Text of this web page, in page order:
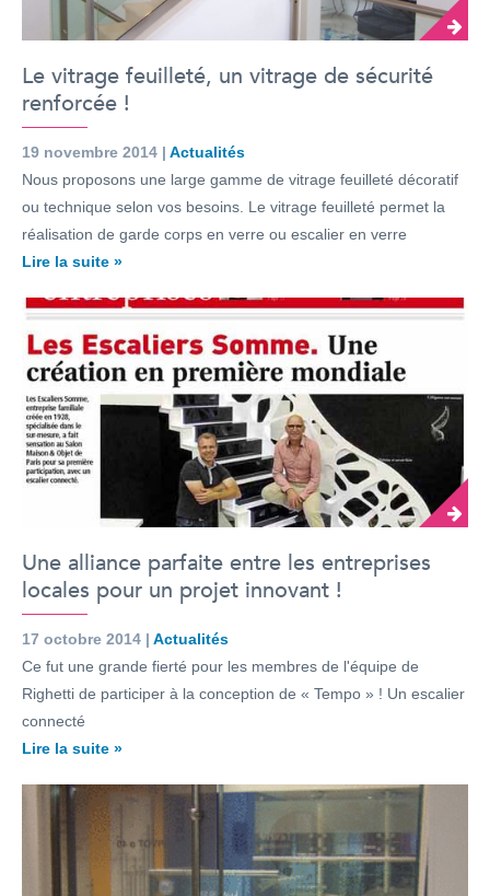
Le vitrage feuilleté, un vitrage de sécurité
renforcée !
19 novembre 2014 | Actualités
Nous proposons une large gamme de vitrage feuilleté décoratif
ou technique selon vos besoins. Le vitrage feuilleté permet la
réalisation de garde corps en verre ou escalier en verre
Lire la suite »
Une alliance parfaite entre les entreprises
locales pour un projet innovant !
17 octobre 2014 | Actualités
Ce fut une grande fierté pour les membres de l'équipe de
Righetti de participer à la conception de « Tempo » ! Un escalier
connecté
Lire la suite »